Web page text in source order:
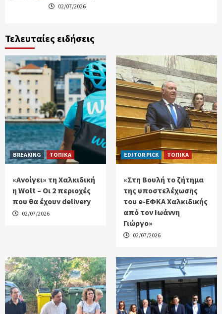
02/07/2026
Τελευταίες ειδήσεις
BREAKING ΤΟΠΙΚΑ
«Ανοίγει» τη Χαλκιδική
η Wolt – Οι 2 περιοχές
που θα έχουν delivery
02/07/2026
EDITOR PICK ΤΟΠΙΚΑ
«Στη Βουλή το ζήτημα
της υποστελέχωσης
του e-ΕΦΚΑ Χαλκιδικής
από τον Ιωάννη
Γιώργο»
02/07/2026